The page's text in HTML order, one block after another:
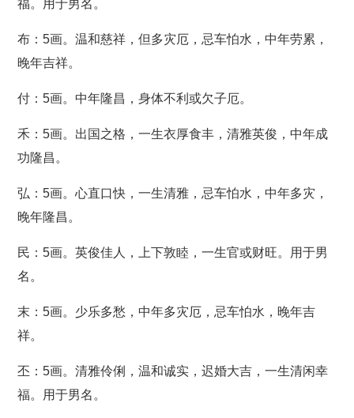
福。用于男名。
布：5画。温和慈祥，但多灾厄，忌车怕水，中年劳累，
晚年吉祥。
付：5画。中年隆昌，身体不利或欠子厄。
禾：5画。出国之格，一生衣厚食丰，清雅英俊，中年成
功隆昌。
弘：5画。心直口快，一生清雅，忌车怕水，中年多灾，
晚年隆昌。
民：5画。英俊佳人，上下敦睦，一生官或财旺。用于男
名。
末：5画。少乐多愁，中年多灾厄，忌车怕水，晚年吉
祥。
丕：5画。清雅伶俐，温和诚实，迟婚大吉，一生清闲幸
福。用于男名。